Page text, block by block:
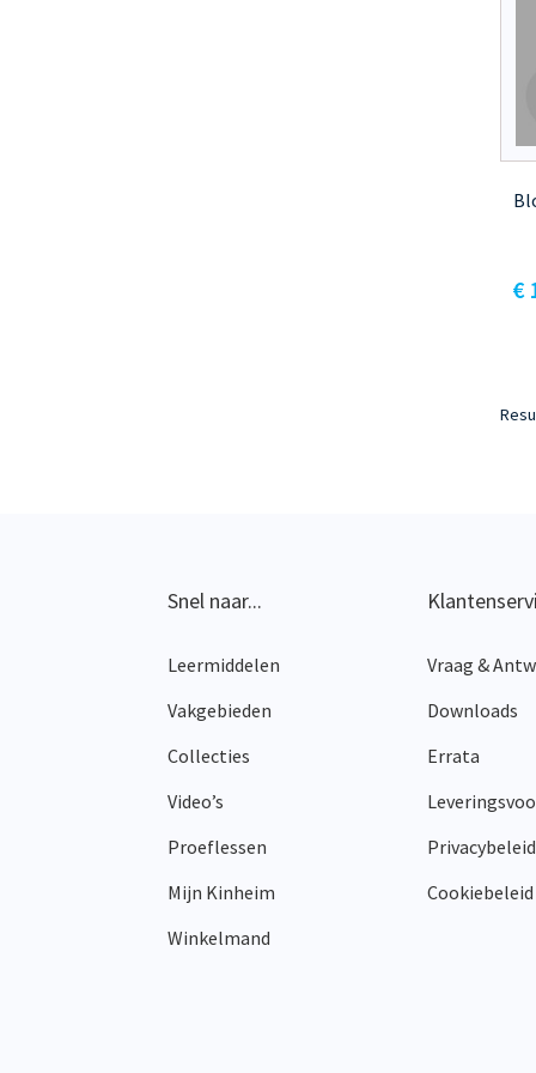
€
Snel naar...
Leermiddelen
Vakgebieden
Collecties
Video’s
Proeflessen
Mijn Kinheim
Winkelmand
Vraag &
Downloads
Errata
Privacybeleid
Cookiebeleid